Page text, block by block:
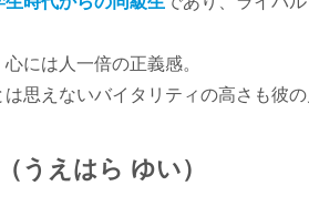
には人一倍の正義感。
思えないバイタリティの高さも彼の
うえはら ゆい）